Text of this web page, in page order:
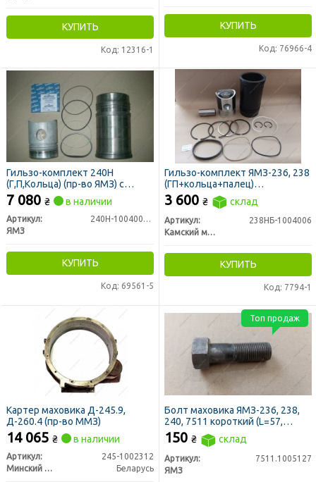
КУПИТЬ
Код: 12316-1
КУПИТЬ
Код: 76966-4
Гильзо-комплект 240Н
(Г,П,Кольца) (пр-во ЯМЗ) с
нирезист. вставкой
7 080 ₴ в наличии
Артикул:
240Н-1004005-А2
ЯМЗ
КУПИТЬ
Код: 69561-5
Гильзо-комплект ЯМЗ-236, 238
(ГП+кольца+палец)
"Дальнобойщик" гр.А П/К (КМЗ)
3 600 ₴ склад
Артикул:
238НБ-1004006
Камский моторный завод
КУПИТЬ
Код: 7794-1
Картер маховика Д-245.9,
Д-260.4 (пр-во ММЗ)
14 065 ₴ в наличии
Артикул:
245-1002312
Минский Моторный Завод
Беларусь
Болт маховика ЯМЗ-236, 238,
240, 7511 короткий (L=57,
М16х1,5) (пр-во ЯМЗ)
150 ₴ склад
Артикул:
7511.1005127
ЯМЗ
Топ продаж